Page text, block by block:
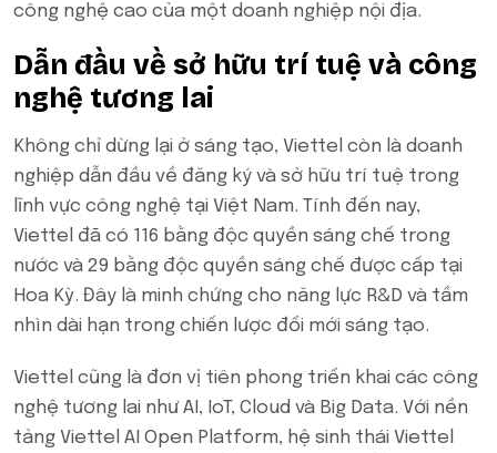
công nghệ cao của một doanh nghiệp nội địa.
Dẫn đầu về sở hữu trí tuệ và công
nghệ tương lai
Không chỉ dừng lại ở sáng tạo, Viettel còn là doanh
nghiệp dẫn đầu về đăng ký và sở hữu trí tuệ trong
lĩnh vực công nghệ tại Việt Nam. Tính đến nay,
Viettel đã có 116 bằng độc quyền sáng chế trong
nước và 29 bằng độc quyền sáng chế được cấp tại
Hoa Kỳ. Đây là minh chứng cho năng lực R&D và tầm
nhìn dài hạn trong chiến lược đổi mới sáng tạo.
Viettel cũng là đơn vị tiên phong triển khai các công
nghệ tương lai như AI, IoT, Cloud và Big Data. Với nền
tảng Viettel AI Open Platform, hệ sinh thái Viettel